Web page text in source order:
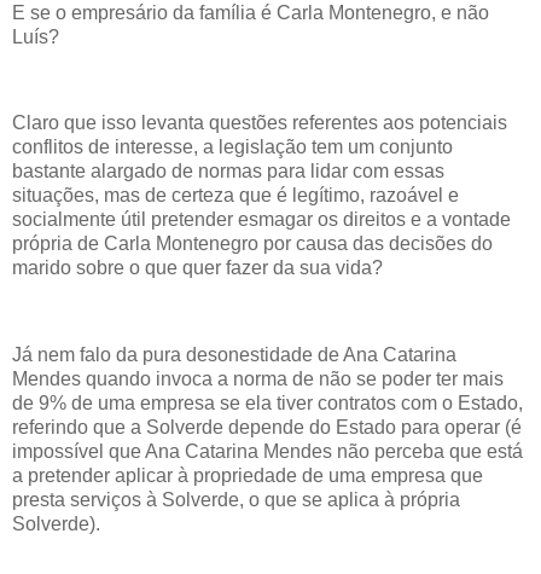
E se o empresário da família é Carla Montenegro, e não
Luís?
Claro que isso levanta questões referentes aos potenciais
conflitos de interesse, a legislação tem um conjunto
bastante alargado de normas para lidar com essas
situações, mas de certeza que é legítimo, razoável e
socialmente útil pretender esmagar os direitos e a vontade
própria de Carla Montenegro por causa das decisões do
marido sobre o que quer fazer da sua vida?
Já nem falo da pura desonestidade de Ana Catarina
Mendes quando invoca a norma de não se poder ter mais
de 9% de uma empresa se ela tiver contratos com o Estado,
referindo que a Solverde depende do Estado para operar (é
impossível que Ana Catarina Mendes não perceba que está
a pretender aplicar à propriedade de uma empresa que
presta serviços à Solverde, o que se aplica à própria
Solverde).